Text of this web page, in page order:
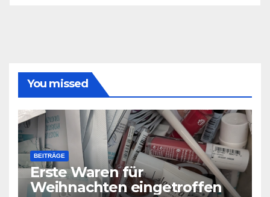
You missed
BEITRÄGE
Erste Waren für
Weihnachten eingetroffen